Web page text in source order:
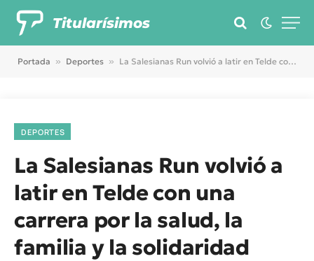
Titularísimos
Portada » Deportes » La Salesianas Run volvió a latir en Telde con una carrera por la salud, la familia y la solidaridad
DEPORTES
La Salesianas Run volvió a
latir en Telde con una
carrera por la salud, la
familia y la solidaridad